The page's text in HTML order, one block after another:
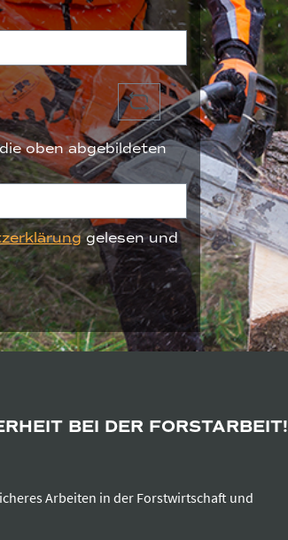
oben abgebildeten
gelesen und
BEI DER FORSTARBEIT!
Arbeiten in der Forstwirtschaft und